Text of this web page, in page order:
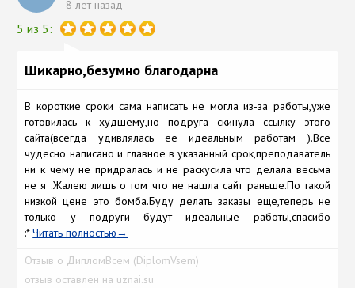
8 лет назад
5 из 5:
Шикарно,безумно благодарна
В короткие сроки сама написать не могла из-за работы,уже
готовилась к худшему,но подруга скинула ссылку этого
сайта(всегда удивлялась ее идеальным работам ).Все
чудесно написано и главное в указанный срок,преподаватель
ни к чему не придралась и не раскусила что делала весьма
не я .Жалею лишь о том что не нашла сайт раньше.По такой
низкой цене это бомба.Буду делать заказы еще,теперь не
только у подруги будут идеальные работы,спасибо
:*Читать полностью
Отзыв о ДипломВсем (DiplomVsem)
отзыв оставлен на uznai.su